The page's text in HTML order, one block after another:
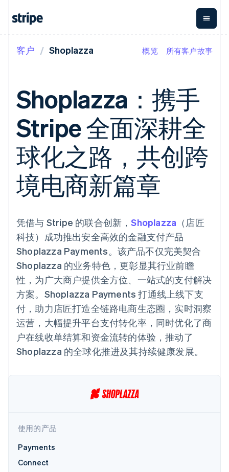
支付
在线支付
Managed
Payments
方案
Payment links
无代码支付
Checkout
预构建支付界
面
Elements
支持 125 种以
上
Terminal
线下支付
Authorization
Boost
支付成功率优
化
Link
加速结账
营收
Metronome
按用量计费
Subscriptions
订阅管理
Invoicing
一次性或定期
账单
Tax
销售税和增值
税自动化
会计自动化
Stripe Sigma
自定义报告
Data Pipeline
数据同步
资金管
Global
Payouts
向第三
方打款
Crypto
钱包、
稳定币
发行和
平台
更多
Product roadmap
Climate
碳移除
按企业阶段
按应用场景
智能体商务
加密货币
电子商务
嵌入式金融
财务自动化
全球化企业
应用内支付
资金管理
平台
SaaS
按行业
AI 企业
创作者经济
游戏
酒店、旅游与休闲
保险
媒体与娱乐
非营利组织
公共部门
文档
库与 SDK
Stripe Apps
指南
接受线上付款
实施预置结账流程
构建平台或交易市场
管理订阅
提供按用量计费
通过智能体配置和管理服
务
资源
应用集成
代码示例
开发者博客
API 状态
学习
支持
获取支持
托管支持方案
专业服务
产品路线图
Sessions 年度大会
招聘
资讯中心
Stripe Press
联系
联系销售
成为合作伙伴
客户 Shoplazza 概览 所有客户故事
Shoplazza：携手
Stripe 全面深耕全
球化之路，共创跨
境电商新篇章
凭借与 Stripe 的联合创新，Shoplazza （店匠
科技）成功推出安全高效的金融支付产品
Shoplazza Payments。该产品不仅完美契合
Shoplazza 的业务特色，更彰显其行业前瞻
性，为广大商户提供全方位、一站式的支付解决
方案。Shoplazza Payments 打通线上线下支
付，助力店匠打造全链路电商生态圈，实时洞察
运营，大幅提升平台支付转化率，同时优化了商
户在线收单结算和资金流转的体验，推动了
Shoplazza 的全球化推进及其持续健康发展。
使用的产品
Payments
Connect